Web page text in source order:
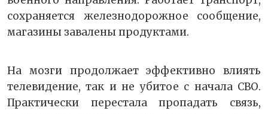
сохраняется железнодорожное сообщение,
магазины завалены продуктами.
На мозги продолжает эффективно влиять
телевидение, так и не убитое с начала СВО.
Практически перестала пропадать связь,